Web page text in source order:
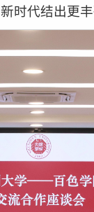
时代结出更丰